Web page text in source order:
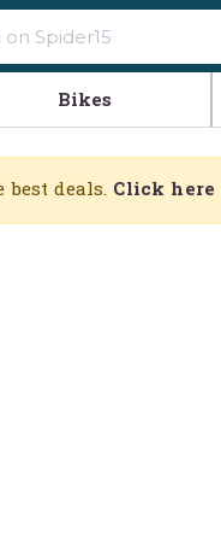
Bikes
deals. Click here